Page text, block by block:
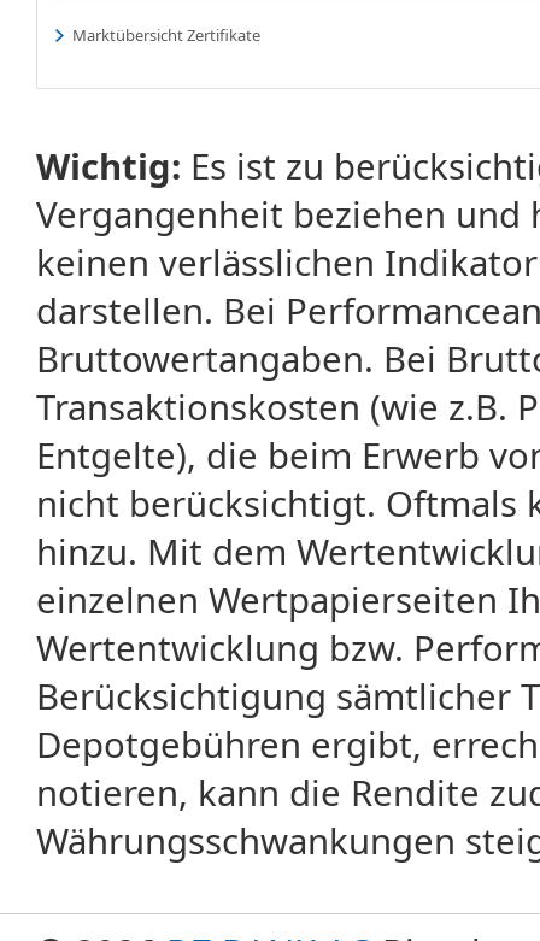
Marktübersicht Zertifikate
Wichtig: Es ist zu
Vergangenheit beziehen
keinen verlässlichen
darstellen. Bei
Bruttowertangaben. Bei
Transaktionskosten (wie z.B.
Entgelte), die beim Erwerb
nicht berücksichtigt. Oftmals
hinzu. Mit dem
einzelnen Wertpapierseiten
Wertentwicklung bzw.
Berücksichtigung sämtlicher
Depotgebühren ergibt,
notieren, kann die Rendite
Währungsschwankungen